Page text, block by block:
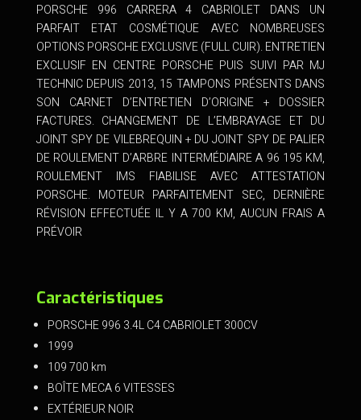
PORSCHE 996 CARRERA 4 CABRIOLET DANS UN
PARFAIT ETAT COSMÉTIQUE AVEC NOMBREUSES
OPTIONS PORSCHE EXCLUSIVE (FULL CUIR). ENTRETIEN
EXCLUSIF EN CENTRE PORSCHE PUIS SUIVI PAR MJ
TECHNIC DEPUIS 2013, 15 TAMPONS PRÉSENTS DANS
SON CARNET D’ENTRETIEN D’ORIGINE + DOSSIER
FACTURES. CHANGEMENT DE L’EMBRAYAGE ET DU
JOINT SPY DE VILEBREQUIN + DU JOINT SPY DE PALIER
DE ROULEMENT D’ARBRE INTERMÉDIAIRE A 96 195 KM,
ROULEMENT IMS FIABILISE AVEC ATTESTATION
PORSCHE. MOTEUR PARFAITEMENT SEC, DERNIÈRE
RÉVISION EFFECTUÉE IL Y A 700 KM, AUCUN FRAIS A
PRÉVOIR
Caractéristiques
PORSCHE 996 3.4L C4 CABRIOLET 300CV
1999
109 700 km
BOÎTE MECA 6 VITESSES
EXTÉRIEUR NOIR